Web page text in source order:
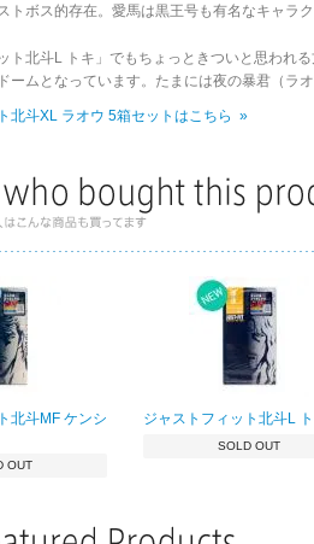
トボス的存在。愛馬は黒王号も有名なキャラ
ト北斗L トキ」でもちょっときついと思われ
ームとなっています。たまには夜の暴君（ラ
北斗XL ラオウ 5箱セットはこちら »
北斗MF ケンシ
OUT
ジャストフィット北斗L
SOLD OUT